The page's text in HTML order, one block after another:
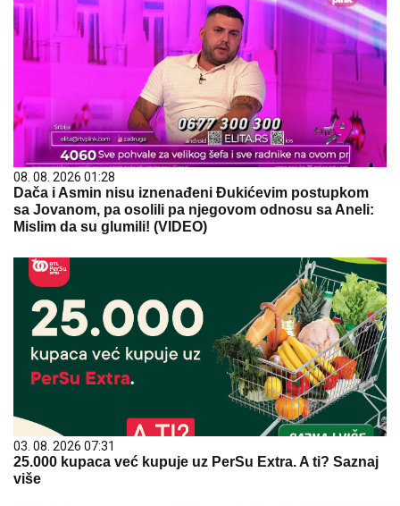
08. 08. 2026 01:28
Dača i Asmin nisu iznenađeni Đukićevim postupkom
sa Jovanom, pa osolili pa njegovom odnosu sa Aneli:
Mislim da su glumili! (VIDEO)
03. 08. 2026 07:31
25.000 kupaca već kupuje uz PerSu Extra. A ti? Saznaj
više